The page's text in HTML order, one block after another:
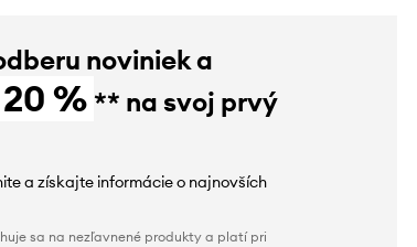
noviniek a
20 % ** na svoj prvý
a získajte informácie o najnovších
sa na nezľavnené produkty a platí pri